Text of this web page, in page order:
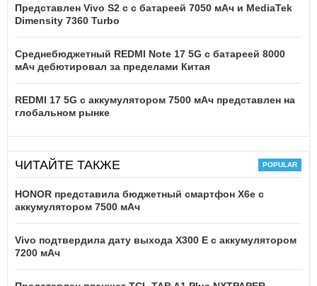
Представлен Vivo S2 с с батареей 7050 мАч и MediaTek
Dimensity 7360 Turbo
Среднебюджетный REDMI Note 17 5G с батареей 8000
мАч дебютировал за пределами Китая
REDMI 17 5G c аккумулятором 7500 мАч представлен на
глобальном рынке
ЧИТАЙТЕ ТАКЖЕ
HONOR представила бюджетный смартфон X6e с
аккумулятором 7500 мАч
Vivo подтвердила дату выхода X300 E с аккумулятором
7200 мАч